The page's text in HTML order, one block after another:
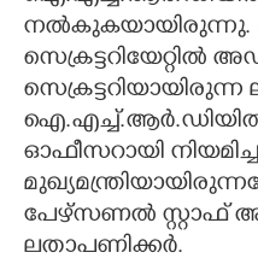
നൽകുകയായിരുന്നു.
ഐ.എച്ച്.ആർ.ഡിയിൽ
ഓഫീസറായി
പേഴ്സണൽ സ്റ്റാഫ്
ലതാപണിക്കർ.